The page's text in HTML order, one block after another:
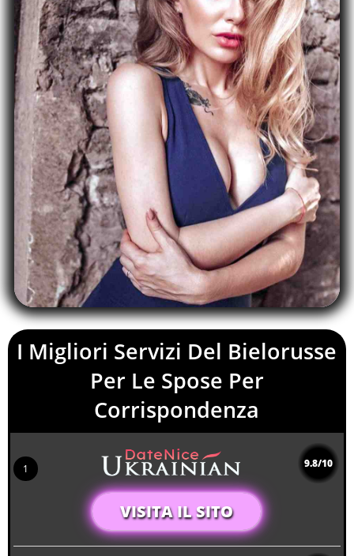
I Migliori Servizi Del Bielorusse
Per Le Spose Per
Corrispondenza
1 9.8/10
VISITA IL SITO